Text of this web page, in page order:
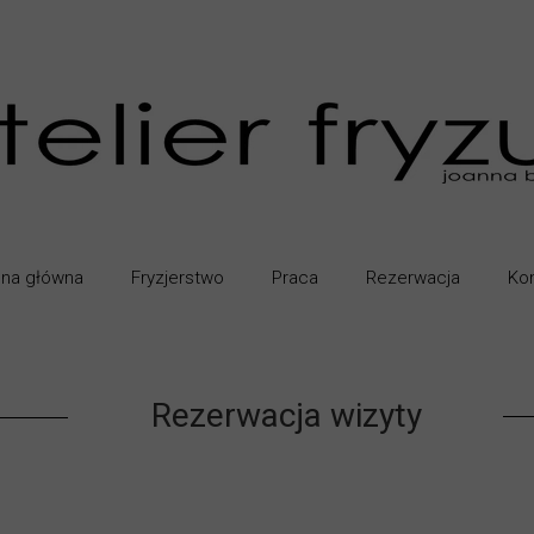
Rezerwacja wizyty
główna Fryzjerstwo Praca Rezerwacja